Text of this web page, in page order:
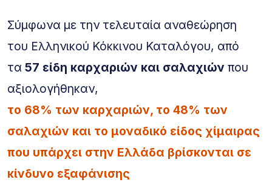
Σύμφωνα με την τελευταία αναθεώρηση
του Ελληνικού Κόκκινου Καταλόγου, από
τα 57 είδη καρχαριών και σαλαχιών που
αξιολογήθηκαν,
το 68% των καρχαριών, το 48% των
σαλαχιών και το μοναδικό είδος χίμαιρας
που υπάρχει στην Ελλάδα βρίσκονται σε
κίνδυνο εξαφάνισης